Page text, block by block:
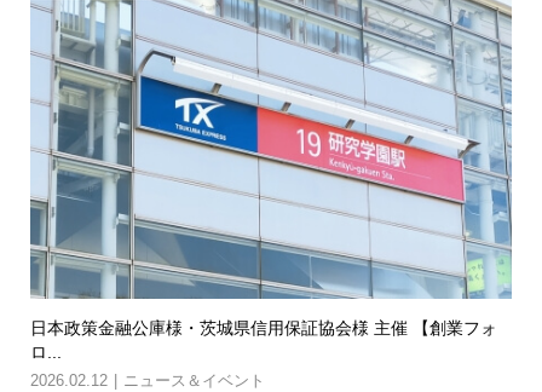
日本政策金融公庫様・茨城県信用保証協会様 主催 【創業フォ
ロ...
2026.02.12 ニュース＆イベント